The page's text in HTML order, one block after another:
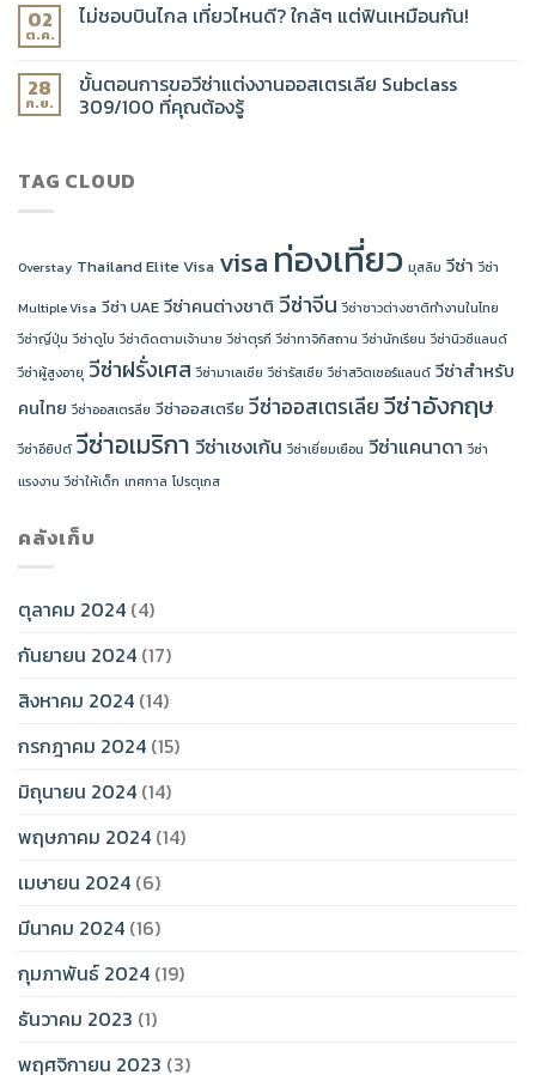
02
ต.ค.
ไม่ชอบบินไกล เที่ยวไหนดี? ใกล้ๆ แต่ฟินเหมือนกัน!
28
ก.ย.
ขั้นตอนการขอวีซ่าแต่งงานออสเตรเลีย Subclass
309/100 ที่คุณต้องรู้
TAG CLOUD
Overstay Thailand Elite Visa visa ท่องเที่ยว มุสลิม วีซ่า วีซ่า
Multiple Visa วีซ่า UAE วีซ่าคนต่างชาติ วีซ่าจีน วีซ่าชาวต่างชาติทำงานในไทย
วีซ่าญี่ปุ่น วีซ่าดูไบ วีซ่าติดตามเจ้านาย วีซ่าตุรกี วีซ่าทาจิกิสถาน วีซ่านักเรียน วีซ่านิวซีแลนด์
วีซ่าผู้สูงอายุ วีซ่าฝรั่งเศส วีซ่ามาเลเซีย วีซ่ารัสเซีย วีซ่าสวิตเซอร์แลนด์ วีซ่าสำหรับ
คนไทย วีซ่าออสเตรลีย วีซ่าออสเตรีย วีซ่าออสเตรเลียวีซ่าอังกฤษ
วีซ่าอียิปต์ วีซ่าอเมริกา วีซ่าเชงเก้น วีซ่าเยี่ยมเยือน วีซ่าแคนาดา วีซ่า
แรงงาน วีซ่าให้เด็ก เทศกาล โปรตุเกส
คลังเก็บ
ตุลาคม 2024 (4)
กันยายน 2024 (17)
สิงหาคม 2024 (14)
กรกฎาคม 2024 (15)
มิถุนายน 2024 (14)
พฤษภาคม 2024 (14)
เมษายน 2024 (6)
มีนาคม 2024 (16)
กุมภาพันธ์ 2024 (19)
ธันวาคม 2023 (1)
พฤศจิกายน 2023 (3)